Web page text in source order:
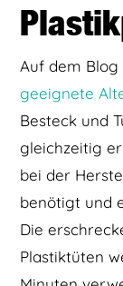
Auf dem
geeignete
Besteck und
gleichzeitig
bei der
benötigt und
Die
Plastiktüten